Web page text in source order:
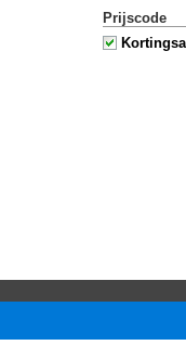
Prijscode